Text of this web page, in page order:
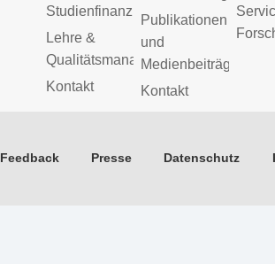
Studienfinanzierung
Lehre &
Qualitätsmanagement
Kontakt
Publikationen
und
Medienbeiträge
Kontakt
Feedback Presse Datenschutz